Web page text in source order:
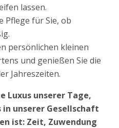
lassen.
Pflege für Sie, ob
persönlichen kleinen
und genießen Sie die
Jahreszeiten.
Luxus unserer Tage,
unserer Gesellschaft
ist: Zeit, Zuwendung